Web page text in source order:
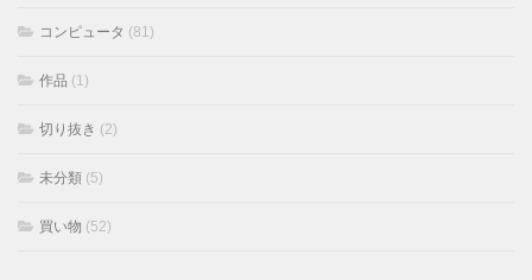
コンピュータ (81)
作品 (1)
切り抜き (2)
未分類 (5)
買い物 (52)